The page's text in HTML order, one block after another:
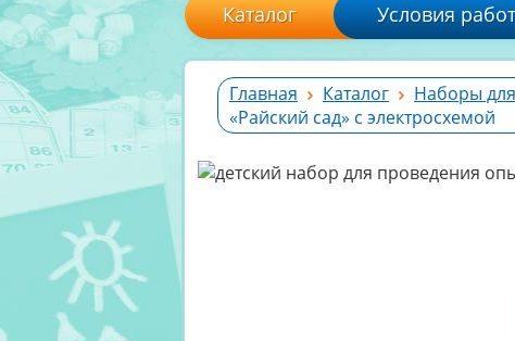
Каталог Условия
Главная Каталог Наборы
«Райский сад» с электросхемой